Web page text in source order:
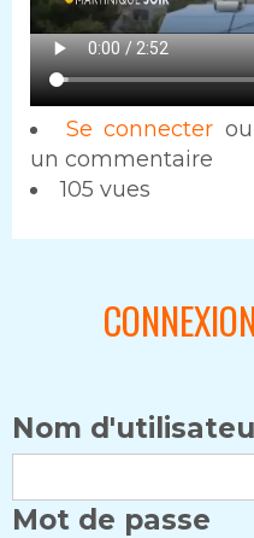
Se connecter ou
un commentaire
105 vues
Nom
Mot de passe